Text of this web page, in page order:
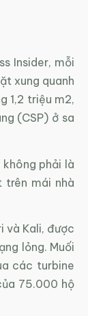
Insider, mỗi
xung quanh
1,2 triệu m2,
(CSP) ở sa
phải là
mái nhà
và Kali, được
lỏng. Muối
các turbine
75.000 hộ